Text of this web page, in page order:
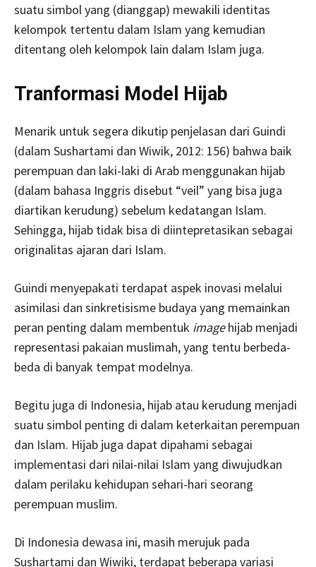
suatu simbol yang (dianggap) mewakili identitas
kelompok tertentu dalam Islam yang kemudian
ditentang oleh kelompok lain dalam Islam juga.
Tranformasi Model Hijab
Menarik untuk segera dikutip penjelasan dari Guindi
(dalam Sushartami dan Wiwik, 2012: 156) bahwa baik
perempuan dan laki-laki di Arab menggunakan hijab
(dalam bahasa Inggris disebut “veil” yang bisa juga
diartikan kerudung) sebelum kedatangan Islam.
Sehingga, hijab tidak bisa di diintepretasikan sebagai
originalitas ajaran dari Islam.
Guindi menyepakati terdapat aspek inovasi melalui
asimilasi dan sinkretisisme budaya yang memainkan
peran penting dalam membentuk imagehijab menjadi
representasi pakaian muslimah, yang tentu berbeda-
beda di banyak tempat modelnya.
Begitu juga di Indonesia, hijab atau kerudung menjadi
suatu simbol penting di dalam keterkaitan perempuan
dan Islam. Hijab juga dapat dipahami sebagai
implementasi dari nilai-nilai Islam yang diwujudkan
dalam perilaku kehidupan sehari-hari seorang
perempuan muslim.
Di Indonesia dewasa ini, masih merujuk pada
Sushartami dan Wiwiki, terdapat beberapa variasi